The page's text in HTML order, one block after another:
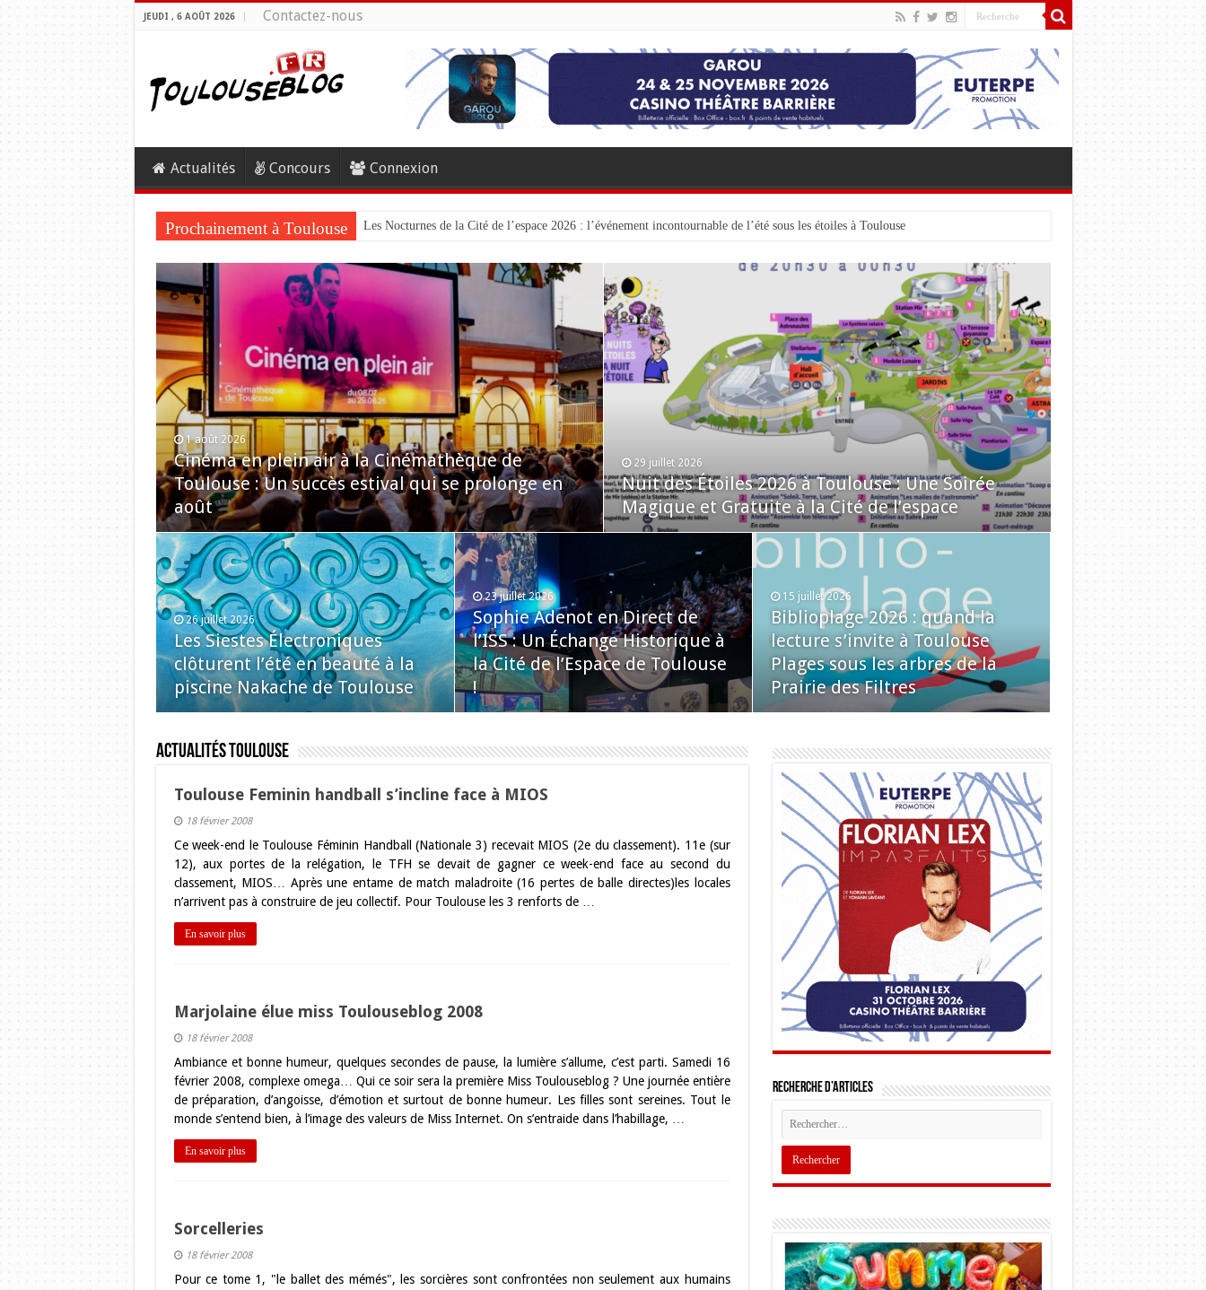
JEUDI , 6 AOÛT 2026 Contactez-nous
Actualités Concours Connexion
Prochainement à Toulouse Les Nocturnes de la Cité de l’espace 2026 : l’événement incontournable de l’été sous les étoiles à Toulouse
1 août 2026
Cinéma en plein air à la Cinémathèque de
Toulouse : Un succès estival qui se prolonge en
août
29 juillet 2026
Nuit des Étoiles 2026 à Toulouse : Une Soirée
Magique et Gratuite à la Cité de l’espace
26 juillet 2026
Les Siestes Électroniques
clôturent l’été en beauté à la
piscine Nakache de Toulouse
23 juillet 2026
Sophie Adenot en Direct de
l’ISS : Un Échange Historique à
la Cité de l’Espace de Toulouse
!
15 juillet 2026
Biblioplage 2026 : quand la
lecture s’invite à Toulouse
Plages sous les arbres de la
Prairie des Filtres
Actualités Toulouse
Toulouse Feminin handball s’incline face à MIOS
18 février 2008
Ce week-end le Toulouse Féminin Handball (Nationale 3) recevait MIOS (2e du classement). 11e (sur
12), aux portes de la relégation, le TFH se devait de gagner ce week-end face au second du
classement, MIOS… Après une entame de match maladroite (16 pertes de balle directes)les locales
n’arrivent pas à construire de jeu collectif. Pour Toulouse les 3 renforts de …
En savoir plus
Marjolaine élue miss Toulouseblog 2008
18 février 2008
Ambiance et bonne humeur, quelques secondes de pause, la lumière s’allume, c’est parti. Samedi 16
février 2008, complexe omega… Qui ce soir sera la première Miss Toulouseblog ? Une journée entière
de préparation, d’angoisse, d’émotion et surtout de bonne humeur. Les filles sont sereines. Tout le
monde s’entend bien, à l’image des valeurs de Miss Internet. On s’entraide dans l’habillage, …
En savoir plus
Sorcelleries
18 février 2008
Pour ce tome 1, "le ballet des mémés", les sorcières sont confrontées non seulement aux humains
Recherche d’articles